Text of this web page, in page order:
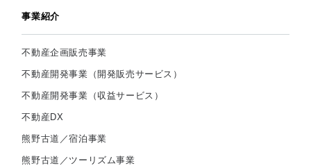
事業紹介
不動産企画販売事業
不動産開発事業（開発販売サービス）
不動産開発事業（収益サービス）
不動産DX
熊野古道／宿泊事業
熊野古道／ツーリズム事業